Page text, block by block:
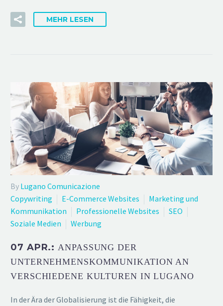
MEHR LESEN
By Lugano Comunicazione
Copywriting
E-Commerce Websites
Marketing und
Kommunikation
Professionelle Websites
SEO
Soziale Medien
Werbung
07 APR.:ANPASSUNG DER
UNTERNEHMENSKOMMUNIKATION AN
VERSCHIEDENE KULTUREN IN LUGANO
In der Ära der Globalisierung ist die Fähigkeit, die